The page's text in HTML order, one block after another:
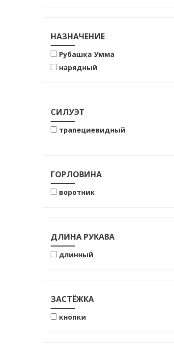
38% полиэстер
47%вискоза
53%лен
60% вискоза
70% хлопок
72% хлопок
НАЗНАЧЕНИЕ
Рубашка Умма
нарядный
СИЛУЭТ
трапециевидный
ГОРЛОВИНА
воротник
ДЛИНА РУКАВА
длинный
ЗАСТЁЖКА
кнопки